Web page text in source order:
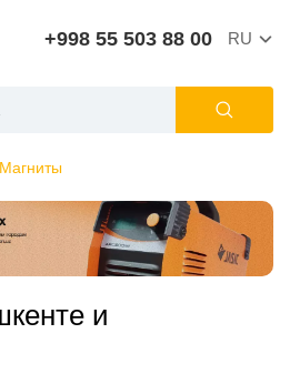
+998 55 503 88 00 RU
Магниты
и